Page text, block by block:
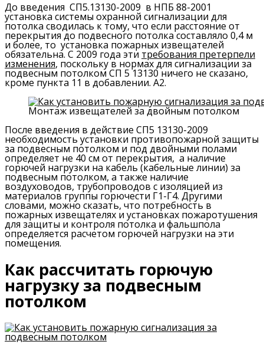
До введения СП5.13130-2009 в НПБ 88-2001
установка системы охранной сигнализации для
потолка сводилась к тому, что если расстояние от
перекрытия до подвесного потолка составляло 0,4 м
и более, то установка пожарных извещателей
обязательна. С 2009 года эти требования претерпели
изменения, поскольку в нормах для сигнализации за
подвесным потолком СП 5 13130 ​​ничего не сказано,
кроме пункта 11 в добавлении. A2.
Монтаж извещателей за двойным потолком
После введения в действие СП5 13130-2009
необходимость установки противопожарной защиты
за подвесным потолком и под двойными полами
определяет не 40 см от перекрытия, а наличие
горючей нагрузки на кабель (кабельные линии) за
подвесным потолком, а также наличие
воздуховодов, трубопроводов с изоляцией из
материалов группы горючести Г1-Г4. Другими
словами, можно сказать, что потребность в
пожарных извещателях и установках пожаротушения
для защиты и контроля потолка и фальшпола
определяется расчетом горючей нагрузки на эти
помещения.
Как рассчитать горючую
нагрузку за подвесным
потолком